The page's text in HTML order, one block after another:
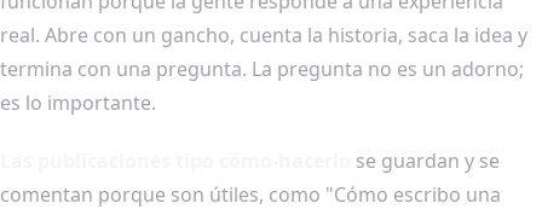
real. Abre con un gancho, cuenta la historia, saca la idea y
termina con una pregunta. La pregunta no es un adorno;
es lo importante.
se guardan y se
comentan porque son útiles, como "Cómo escribo una